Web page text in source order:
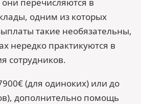
одним из которых
такие необязательны,
нередко практикуются в
сотрудников.
(для одиноких) или до
дополнительно помощь